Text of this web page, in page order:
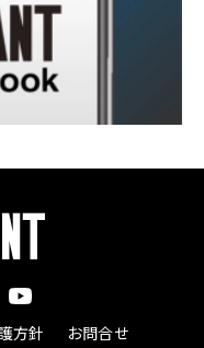
方針 お問合せ